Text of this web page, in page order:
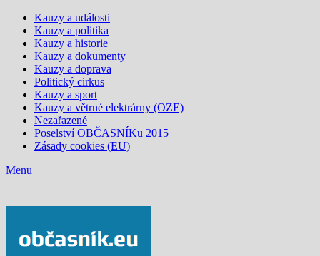
Kauzy a události
Kauzy a politika
Kauzy a historie
Kauzy a dokumenty
Kauzy a doprava
Politický cirkus
Kauzy a sport
Kauzy a větrné elektrárny (OZE)
Nezařazené
Poselství OBČASNÍKu 2015
Zásady cookies (EU)
Menu